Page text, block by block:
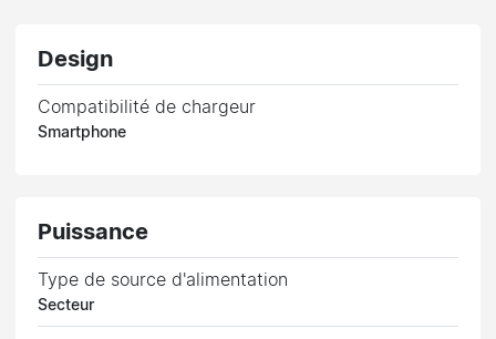
Design
Compatibilité de chargeur
Smartphone
Puissance
Type de source d'alimentation
Secteur